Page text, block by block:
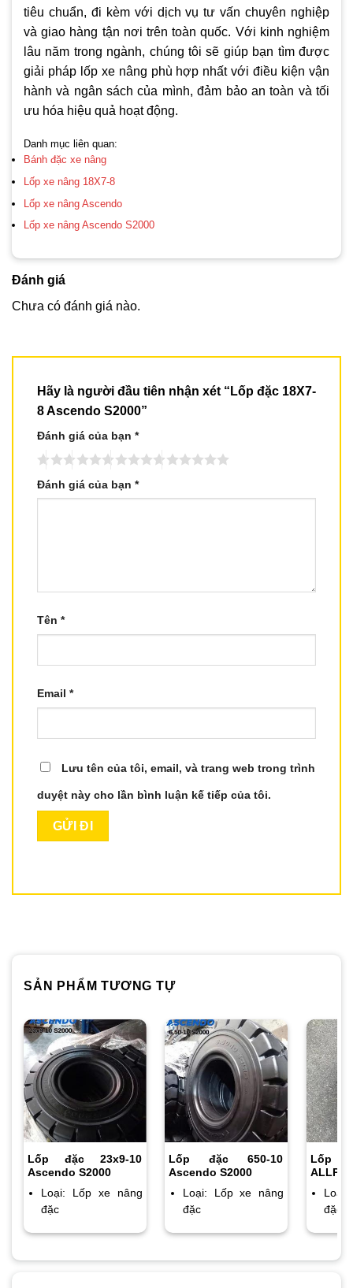
tiêu chuẩn, đi kèm với dịch vụ tư vấn chuyên nghiệp
và giao hàng tận nơi trên toàn quốc. Với kinh nghiệm
lâu năm trong ngành, chúng tôi sẽ giúp bạn tìm được
giải pháp lốp xe nâng phù hợp nhất với điều kiện vận
hành và ngân sách của mình, đảm bảo an toàn và tối
ưu hóa hiệu quả hoạt động.
Danh mục liên quan:
Bánh đặc xe nâng
Lốp xe nâng 18X7-8
Lốp xe nâng Ascendo
Lốp xe nâng Ascendo S2000
Đánh giá
Chưa có đánh giá nào.
Hãy là người đầu tiên nhận xét “Lốp đặc 18X7-
8 Ascendo S2000”
Đánh giá của bạn *
Đánh giá của bạn *
Tên *
Email *
Lưu tên của tôi, email, và trang web trong trình
duyệt này cho lần bình luận kế tiếp của tôi.
SẢN PHẨM TƯƠNG TỰ
Lốp đặc 23x9-10
Ascendo S2000
Loại: Lốp xe nâng
đặc
Lốp đặc 650-10
Ascendo S2000
Loại: Lốp xe nâng
đặc
Lốp
đặc